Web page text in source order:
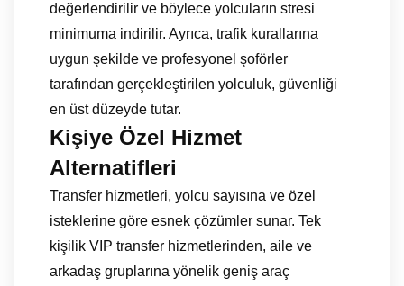
değerlendirilir ve böylece yolcuların stresi
minimuma indirilir. Ayrıca, trafik kurallarına
uygun şekilde ve profesyonel şoförler
tarafından gerçekleştirilen yolculuk, güvenliği
en üst düzeyde tutar.
Kişiye Özel Hizmet
Alternatifleri
Transfer hizmetleri, yolcu sayısına ve özel
isteklerine göre esnek çözümler sunar. Tek
kişilik VIP transfer hizmetlerinden, aile ve
arkadaş gruplarına yönelik geniş araç